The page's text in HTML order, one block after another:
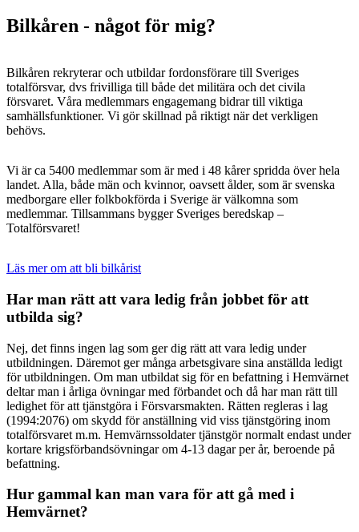
Bilkåren - något för mig?
Bilkåren rekryterar och utbildar fordonsförare till Sveriges
totalförsvar, dvs frivilliga till både det militära och det civila
försvaret. Våra medlemmars engagemang bidrar till viktiga
samhällsfunktioner. Vi gör skillnad på riktigt när det verkligen
behövs.
Vi är ca 5400 medlemmar som är med i 48 kårer spridda över hela
landet. Alla, både män och kvinnor, oavsett ålder, som är svenska
medborgare eller folkbokförda i Sverige är välkomna som
medlemmar. Tillsammans bygger Sveriges beredskap –
Totalförsvaret!
Läs mer om att bli bilkårist
Har man rätt att vara ledig från jobbet för att
utbilda sig?
Nej, det finns ingen lag som ger dig rätt att vara ledig under
utbildningen. Däremot ger många arbetsgivare sina anställda ledigt
för utbildningen. Om man utbildat sig för en befattning i Hemvärnet
deltar man i årliga övningar med förbandet och då har man rätt till
ledighet för att tjänstgöra i Försvarsmakten. Rätten regleras i lag
(1994:2076) om skydd för anställning vid viss tjänstgöring inom
totalförsvaret m.m. Hemvärnssoldater tjänstgör normalt endast under
kortare krigsförbandsövningar om 4-13 dagar per år, beroende på
befattning.
Hur gammal kan man vara för att gå med i
Hemvärnet?